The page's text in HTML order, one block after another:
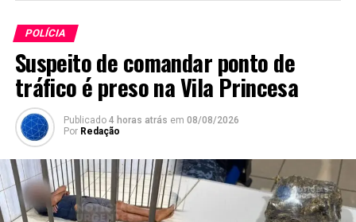
POLÍCIA
Suspeito de comandar ponto de
tráfico é preso na Vila Princesa
Publicado 4 horas atrás em 08/08/2026
Por Redação